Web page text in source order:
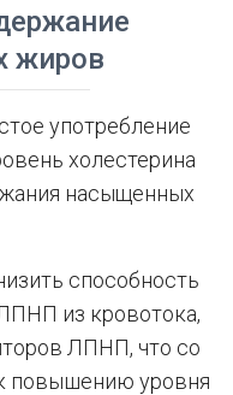
жиров
употребление
холестерина
насыщенных
способность
из кровотока,
ЛПНП, что со
повышению уровня